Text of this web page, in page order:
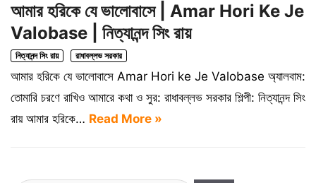
আমার হরিকে যে ভালোবাসে | Amar Hori Ke Je
Valobase | নিত্যানন্দ সিং রায়
নিত্যানন্দ সিং রায় রাধাবল্লভ সরকার
আমার হরিকে যে ভালোবাসে Amar Hori ke Je Valobase অ্যালবাম:
তোমারি চরণে রাখিও আমারে কথা ও সুর: রাধাবল্লভ সরকার শিল্পী: নিত্যানন্দ সিং
রায় আমার হরিকে… Read More »